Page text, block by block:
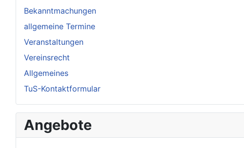
Bekanntmachungen
allgemeine Termine
Veranstaltungen
Vereinsrecht
Allgemeines
TuS-Kontaktformular
Angebote